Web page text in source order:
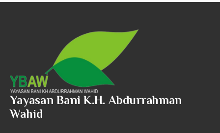
Yayasan Bani K.H. Abdurrahman
Wahid